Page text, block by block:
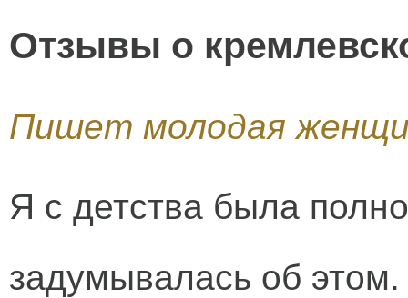
Отзывы о
Пишет молодая
Я с детства была
задумывалась об